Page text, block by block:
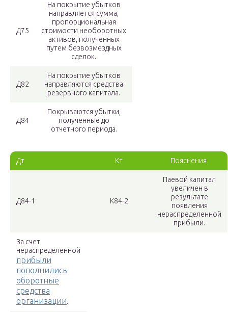
Д75
На покрытие убытков
направляется сумма,
пропорциональная
стоимости необоротных
активов, полученных
путем безвозмездных
сделок.
Д82
На покрытие убытков
направляются средства
резервного капитала.
Д84
Покрываются убытки,
полученные до
отчетного периода.
Дт Кт Пояснения
Д84-1 К84-2
Паевой капитал
увеличен в
результате
появления
нераспределенной
прибыли.
За счет
нераспределенной
прибыли
пополнились
оборотные
средства
организации.